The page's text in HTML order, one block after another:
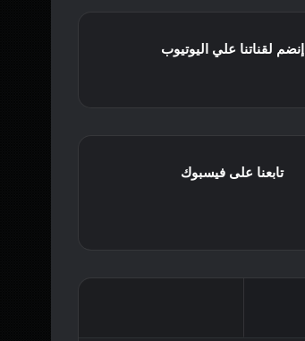
إنضم لقناتنا علي اليوتيوب
تابعنا على فيسبوك